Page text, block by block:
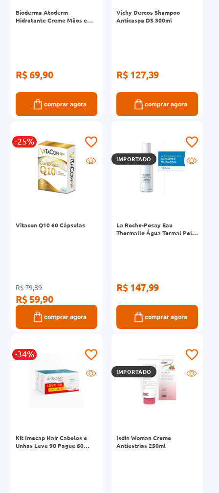
Bioderma Atoderm
Hidratante Creme Mãos e
R$ 69,90
comprar agora
Vichy Dercos Shampoo
Anticaspa DS 300ml
R$ 127,39
comprar agora
-25%
Vitacon Q10 60 Cápsulas
R$ 79,89
R$ 59,90
comprar agora
IMPORTADO
La Roche-Posay Eau
Thermalle Água Termal Pele
R$ 147,99
comprar agora
-34%
Kit Imecap Hair Cabelos e
Unhas Leve 90 Pague 60
IMPORTADO
Isdin Woman Creme
Antiestrias 250ml